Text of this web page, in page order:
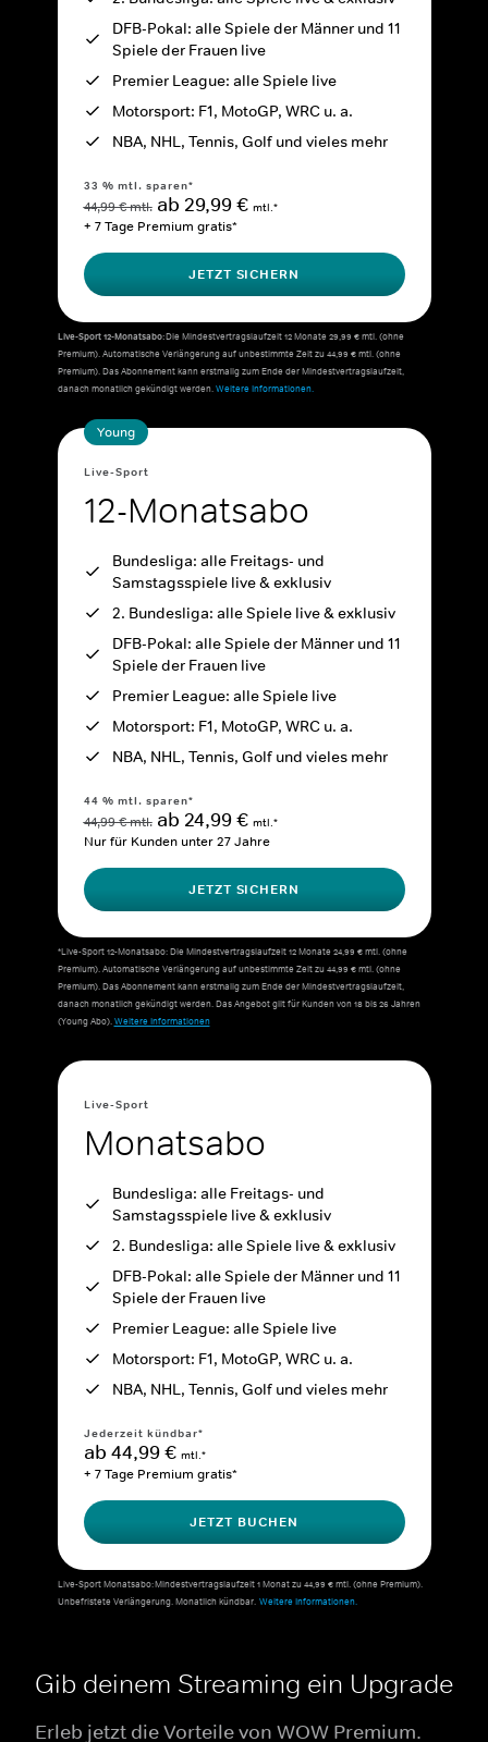
DFB-Pokal: alle Spiele der Männer und 11
Spiele der Frauen live
Premier League: alle Spiele live
Motorsport: F1, MotoGP, WRC u. a.
NBA, NHL, Tennis, Golf und vieles mehr
33 % mtl. sparen*
44,99 € mtl. ab 29,99 € mtl.*
+ 7 Tage Premium gratis*
JETZT SICHERN
Live-Sport 12-Monatsabo:Die Mindestvertragslaufzeit 12 Monate 29,99 € mtl. (ohne
Premium). Automatische Verlängerung auf unbestimmte Zeit zu 44,99 € mtl. (ohne
Premium). Das Abonnement kann erstmalig zum Ende der Mindestvertragslaufzeit,
danach monatlich gekündigt werden.Weitere Informationen.
Young
Live-Sport
12-Monatsabo
Bundesliga: alle Freitags- und
Samstagsspiele live & exklusiv
2. Bundesliga: alle Spiele live & exklusiv
DFB-Pokal: alle Spiele der Männer und 11
Spiele der Frauen live
Premier League: alle Spiele live
Motorsport: F1, MotoGP, WRC u. a.
NBA, NHL, Tennis, Golf und vieles mehr
44 % mtl. sparen*
44,99 € mtl. ab 24,99 € mtl.*
Nur für Kunden unter 27 Jahre
JETZT SICHERN
*Live-Sport 12-Monatsabo: Die Mindestvertragslaufzeit 12 Monate 24,99 € mtl. (ohne
Premium). Automatische Verlängerung auf unbestimmte Zeit zu 44,99 € mtl. (ohne
Premium). Das Abonnement kann erstmalig zum Ende der Mindestvertragslaufzeit,
danach monatlich gekündigt werden. Das Angebot gilt für Kunden von 18 bis 26 Jahren
(Young Abo).Weitere Informationen
Live-Sport
Monatsabo
Bundesliga: alle Freitags- und
Samstagsspiele live & exklusiv
2. Bundesliga: alle Spiele live & exklusiv
DFB-Pokal: alle Spiele der Männer und 11
Spiele der Frauen live
Premier League: alle Spiele live
Motorsport: F1, MotoGP, WRC u. a.
NBA, NHL, Tennis, Golf und vieles mehr
Jederzeit kündbar*
ab 44,99 € mtl.*
+ 7 Tage Premium gratis*
JETZT BUCHEN
Live-Sport Monatsabo: Mindestvertragslaufzeit 1 Monat zu 44,99 € mtl. (ohne Premium).
Unbefristete Verlängerung. Monatlich kündbar. Weitere Informationen.
Gib deinem Streaming ein Upgrade
Erleb jetzt die Vorteile von WOW Premium.